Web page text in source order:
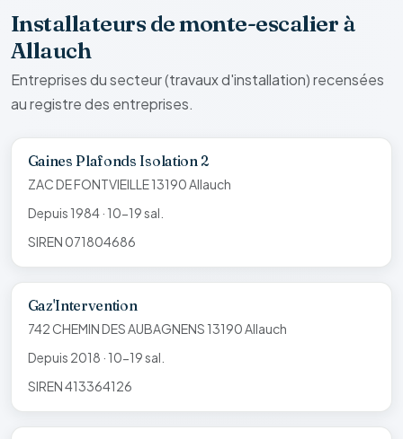
Installateurs de monte-escalier à
Allauch
Entreprises du secteur (travaux d'installation) recensées
au registre des entreprises.
Gaines Plafonds Isolation 2
ZAC DE FONTVIEILLE 13190 Allauch
Depuis 1984 · 10-19 sal.
SIREN 071804686
Gaz'Intervention
742 CHEMIN DES AUBAGNENS 13190 Allauch
Depuis 2018 · 10-19 sal.
SIREN 413364126